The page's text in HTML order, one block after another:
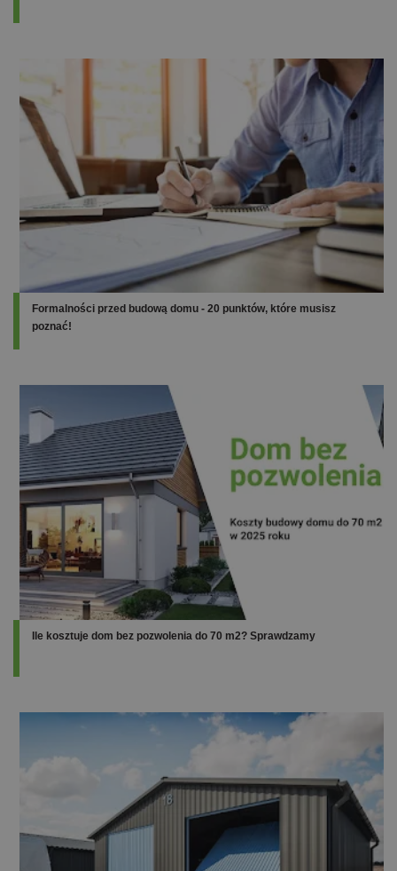
Formalności przed budową domu - 20 punktów, które musisz
poznać!
Ile kosztuje dom bez pozwolenia do 70 m2? Sprawdzamy